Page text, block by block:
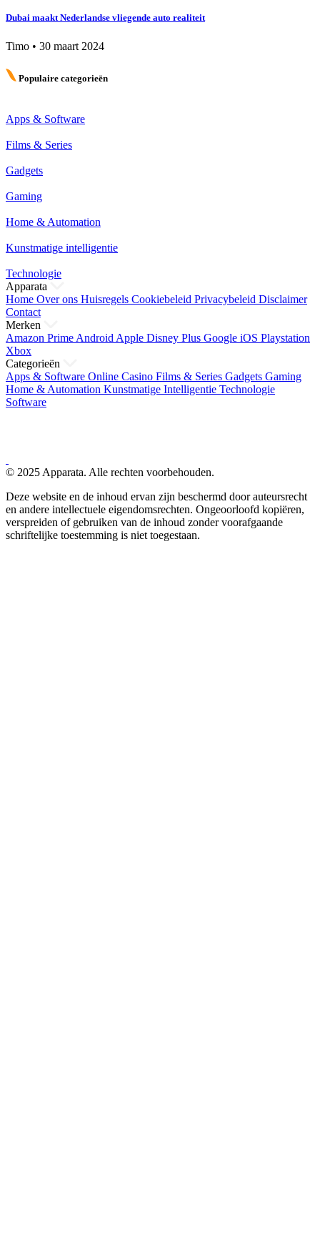
Dubai maakt Nederlandse vliegende auto realiteit
Timo • 30 maart 2024
Populaire categorieën
Apps & Software
Films & Series
Gadgets
Gaming
Home & Automation
Kunstmatige intelligentie
Technologie
Apparata
Home Over ons Huisregels Cookiebeleid Privacybeleid Disclaimer
Contact
Merken
Amazon Prime Android Apple Disney Plus Google iOS Playstation
Xbox
Categorieën
Apps & Software Online Casino Films & Series Gadgets Gaming
Home & Automation Kunstmatige Intelligentie Technologie
Software
© 2025 Apparata. Alle rechten voorbehouden.
Deze website en de inhoud ervan zijn beschermd door auteursrecht
en andere intellectuele eigendomsrechten. Ongeoorloofd kopiëren,
verspreiden of gebruiken van de inhoud zonder voorafgaande
schriftelijke toestemming is niet toegestaan.